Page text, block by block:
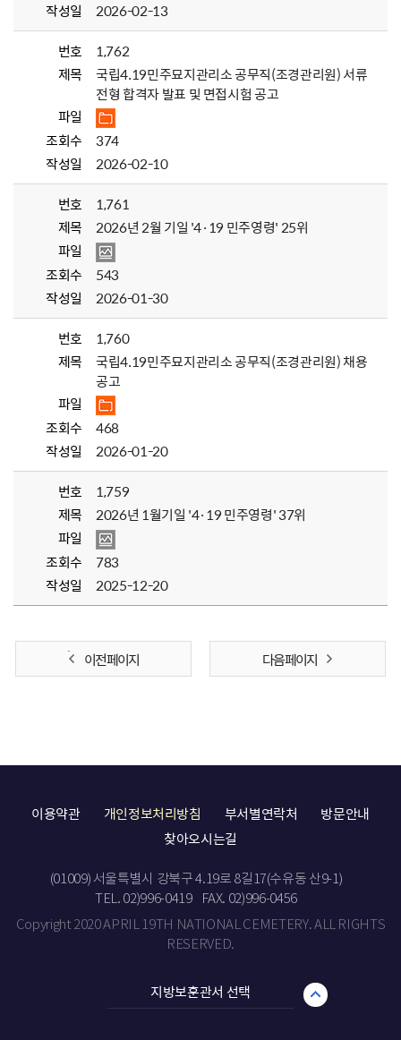
작성일
2026-02-13
번호
1,762
제목
국립4.19민주묘지관리소 공무직(조경관리원) 서류
전형 합격자 발표 및 면접시험 공고
파일
조회수
374
작성일
2026-02-10
번호
1,761
제목
2026년 2월 기일 '4·19 민주영령' 25위
파일
조회수
543
작성일
2026-01-30
번호
1,760
제목
국립4.19민주묘지관리소 공무직(조경관리원) 채용
공고
파일
조회수
468
작성일
2026-01-20
번호
1,759
제목
2026년 1월기일 '4·19 민주영령' 37위
파일
조회수
783
작성일
2025-12-20
이전 페이지 다음 페이지
이용약관 개인정보처리방침 부서별연락처
방문안내
찾아오시는길
(01009) 서울특별시 강북구 4.19로 8길17(수유동 산9-1)
TEL. 02)996-0419
FAX. 02)996-0456
Copyright 2020 APRIL 19TH NATIONAL CEMETERY. ALL RIGHTS
RESERVED.
지방보훈관서 선택